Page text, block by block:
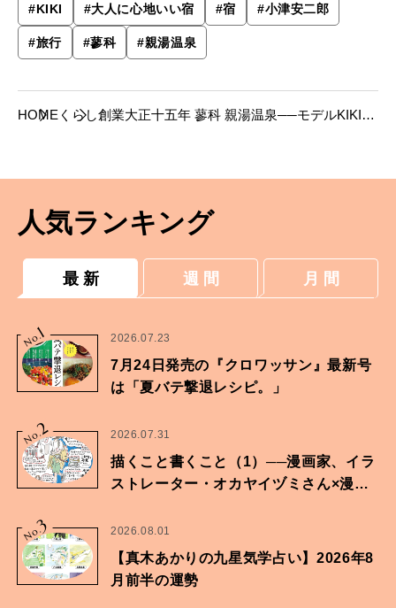
#KIKI #大人に心地いい宿 #宿 #小津安二郎
#旅行 #蓼科 #親湯温泉
HOME くらし創業大正十五年 蓼科 親湯温泉──モデルKIKIさ
人気ランキング
最 新 週 間 月 間
No.
1 2026.07.23
7月24日発売の『クロワッサン』最新号
は「夏バテ撃退レシピ。」
No.2 2026.07.31
描くこと書くこと（1）──漫画家、イラ
ストレーター・オカヤイヅミさん×漫画
No.
3 2026.08.01
【真木あかりの九星気学占い】2026年8
月前半の運勢